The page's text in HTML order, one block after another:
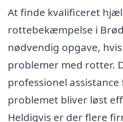
At finde kvalificeret
rottebekæmpelse i
nødvendig opgave,
problemer med rotter.
professionel
problemet bliver løst
Heldigvis er der flere